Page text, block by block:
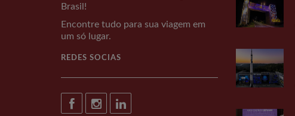
Brasil!
Encontre tudo para sua viagem em
um só lugar.
REDES SOCIAS